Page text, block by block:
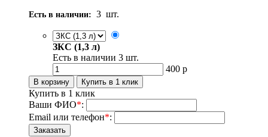
Есть в наличии: 3 шт.
ЗКС (1,3 л)
Есть в наличии 3 шт.
400 р
Купить в 1 клик
Ваши ФИО*:
Email или телефон*: